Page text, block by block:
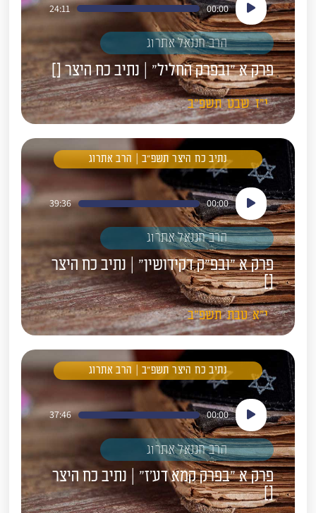
אודיו
00:00
24:11
הרב חננאל אתרוג
פרק א "ובפרק החליל" | נתיב כח היצר []
י"ז שבט תשפ"ב
נתיב כח היצר תשפ"ב | הרב אתרוג
נגן
אודיו
00:00
39:36
הרב חננאל אתרוג
פרק א "ובפ"ק דקידושין" | נתיב כח היצר
[]
י"א טבת תשפ"ב
נתיב כח היצר תשפ"ב | הרב אתרוג
נגן
אודיו
00:00
37:46
הרב חננאל אתרוג
פרק א "בפרק קמא דע'ז" | נתיב כח היצר
[]